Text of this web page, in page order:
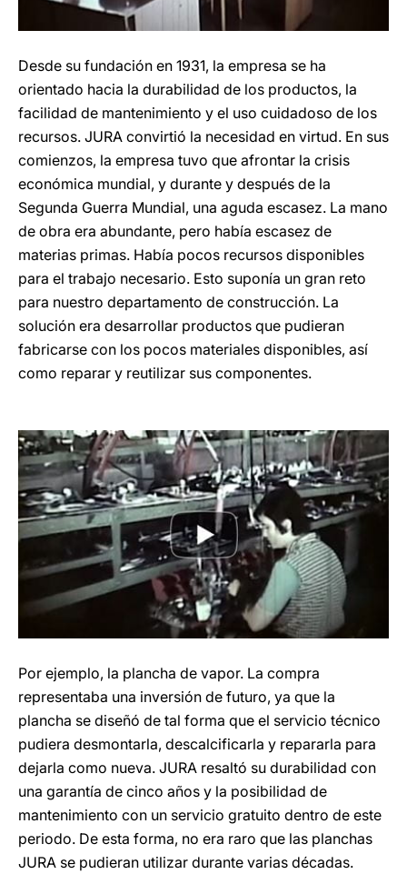
Desde su fundación en 1931, la empresa se ha
orientado hacia la durabilidad de los productos, la
facilidad de mantenimiento y el uso cuidadoso de los
recursos. JURA convirtió la necesidad en virtud. En sus
comienzos, la empresa tuvo que afrontar la crisis
económica mundial, y durante y después de la
Segunda Guerra Mundial, una aguda escasez. La mano
de obra era abundante, pero había escasez de
materias primas. Había pocos recursos disponibles
para el trabajo necesario. Esto suponía un gran reto
para nuestro departamento de construcción. La
solución era desarrollar productos que pudieran
fabricarse con los pocos materiales disponibles, así
como reparar y reutilizar sus componentes.
Por ejemplo, la plancha de vapor. La compra
representaba una inversión de futuro, ya que la
plancha se diseñó de tal forma que el servicio técnico
pudiera desmontarla, descalcificarla y repararla para
dejarla como nueva. JURA resaltó su durabilidad con
una garantía de cinco años y la posibilidad de
mantenimiento con un servicio gratuito dentro de este
periodo. De esta forma, no era raro que las planchas
JURA se pudieran utilizar durante varias décadas.